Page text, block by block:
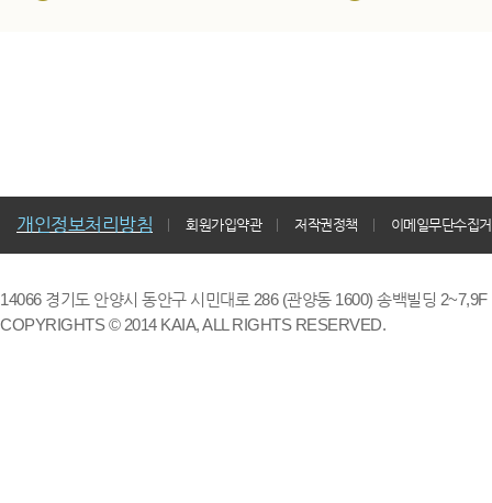
개인정보처리방침 회원가입약관 저작권정책 이메일무단수집
14066 경기도 안양시 동안구 시민대로 286 (관양동 1600) 송백빌딩
COPYRIGHTS © 2014 KAIA, ALL RIGHTS RESERVED.